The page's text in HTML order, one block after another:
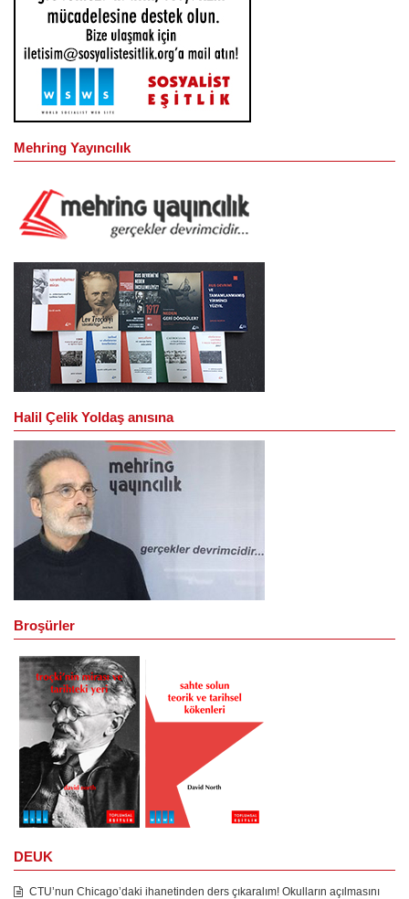
Mehring Yayıncılık
Halil Çelik Yoldaş anısına
Broşürler
DEUK
CTU’nun Chicago’daki ihanetinden ders çıkaralım! Okulların açılmasını